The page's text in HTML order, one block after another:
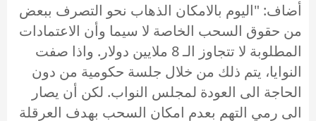
أضاف: "اليوم بالامكان الذهاب نحو التصرف ببعض
من حقوق السحب الخاصة لا سيما وأن الاعتمادات
المطلوبة لا تتجاوز الـ 8 ملايين دولار. واذا صفت
النوايا، يتم ذلك من خلال جلسة حكومية من دون
الحاجة الى العودة لمجلس النواب. لكن أن يصار
الى رمي التهم بعدم امكان السحب بهدف العرقلة